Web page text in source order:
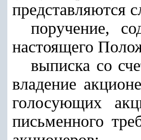
представляются
поручение,
настоящего
выписка со
владение
голосующих
письменного